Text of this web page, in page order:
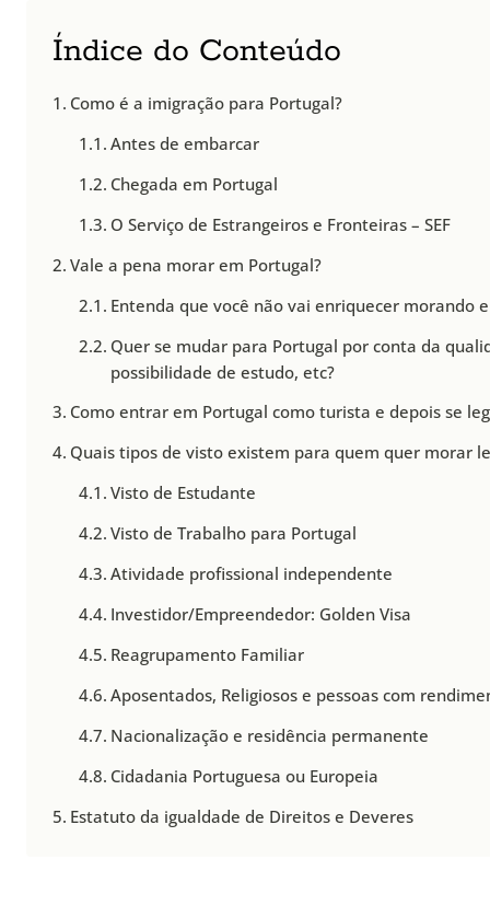
Índice do Conteúdo
Como é a imigração para Portugal?
Antes de embarcar
Chegada em Portugal
O Serviço de Estrangeiros e Fronteiras – SEF
Vale a pena morar em Portugal?
Entenda que você não vai enriquecer morando
Quer se mudar para Portugal por conta da
possibilidade de estudo, etc?
Como entrar em Portugal como turista e depois se
Quais tipos de visto existem para quem quer morar
Visto de Estudante
Visto de Trabalho para Portugal
Atividade profissional independente
Investidor/Empreendedor: Golden Visa
Reagrupamento Familiar
Aposentados, Religiosos e pessoas com
Nacionalização e residência permanente
Cidadania Portuguesa ou Europeia
Estatuto da igualdade de Direitos e Deveres